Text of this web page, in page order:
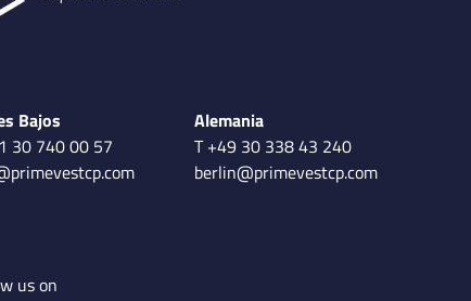
Bajos
30 740 00 57
Alemania
T +49 30 338 43 240
berlin@primevestcp.com
us on